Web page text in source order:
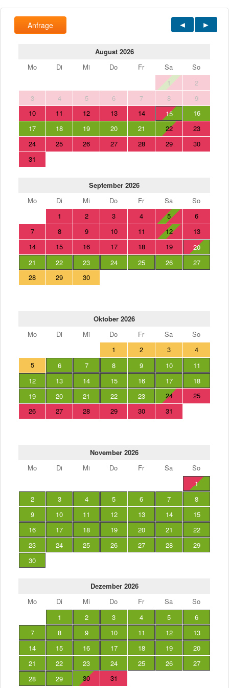
Anfrage
August 2026
Mo
Di Mi Do Fr Sa
So
1
2
3
4 5 6 7 8
9
10
11 12 13 14 15
16
17
18 19 20 21 22
23
24
25 26 27 28 29
30
31
September 2026
Mo
Di Mi Do Fr Sa
So
1
2 3 4 5
6
7
8 9 10 11 12
13
14
15 16 17 18 19
20
21
22 23 24 25 26
27
28
29 30
Oktober 2026
Mo
Di Mi Do Fr Sa
So
1
2 3
4
5
6 7 8 9 10
11
12
13 14 15 16 17
18
19
20 21 22 23 24
25
26
27 28 29 30 31
November 2026
Mo
Di Mi Do Fr Sa
So
1
2
3 4 5 6 7
8
9
10 11 12 13 14
15
16
17 18 19 20 21
22
23
24 25 26 27 28
29
30
Dezember 2026
Mo
Di Mi Do Fr Sa
So
1
2 3 4 5
6
7
8 9 10 11 12
13
14
15 16 17 18 19
20
21
22 23 24 25 26
27
28
29 30 31